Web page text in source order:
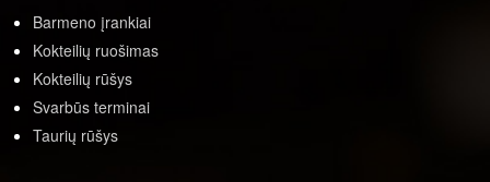
Barmeno įrankiai
Kokteilių ruošimas
Kokteilių rūšys
Svarbūs terminai
Taurių rūšys